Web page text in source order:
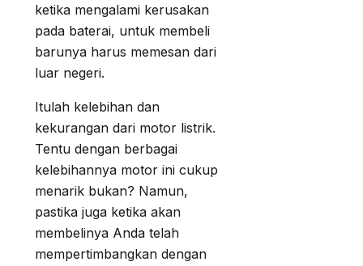
ketika mengalami kerusakan
pada baterai, untuk membeli
barunya harus memesan dari
luar negeri.
Itulah kelebihan dan
kekurangan dari motor listrik.
Tentu dengan berbagai
kelebihannya motor ini cukup
menarik bukan? Namun,
pastika juga ketika akan
membelinya Anda telah
mempertimbangkan dengan